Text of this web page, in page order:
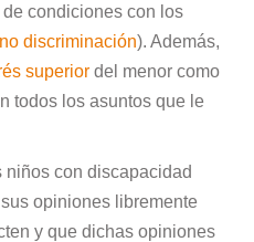
condiciones con los
no discriminación). Además,
superior del menor como
todos los asuntos que le
con discapacidad
opiniones libremente
y que dichas opiniones